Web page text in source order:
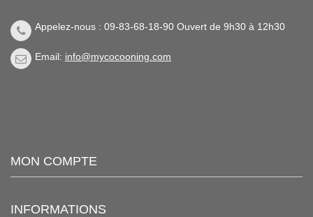
Appelez-nous : 09-83-68-18-90 Ouvert de 9h30 à 12h30
Email: info@mycocooning.com
MON COMPTE
INFORMATIONS